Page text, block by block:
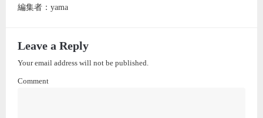
編集者：yama
Leave a Reply
Your email address will not be published.
Comment